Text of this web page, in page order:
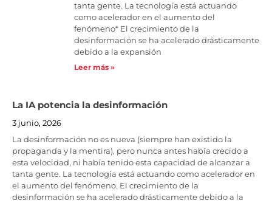
tanta gente. La tecnología está actuando
como acelerador en el aumento del
fenómeno* El crecimiento de la
desinformación se ha acelerado drásticamente
debido a la expansión
Leer más »
La IA potencia la desinformación
3 junio, 2026
La desinformación no es nueva (siempre han existido la
propaganda y la mentira), pero nunca antes había crecido a
esta velocidad, ni había tenido esta capacidad de alcanzar a
tanta gente. La tecnología está actuando como acelerador en
el aumento del fenómeno. El crecimiento de la
desinformación se ha acelerado drásticamente debido a la